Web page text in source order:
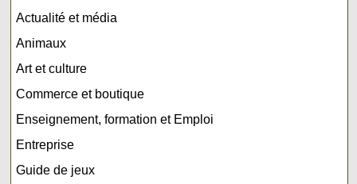
Actualité et média
Animaux
Art et culture
Commerce et boutique
Enseignement, formation et Emploi
Entreprise
Guide de jeux